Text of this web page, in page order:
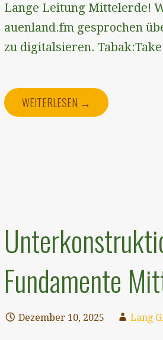
Lange Leitung Mittelerde!
⁠auenland.fm ⁠gesprochen
zu digitalsieren.
WEITERLESEN →
Fundamente
Dezember 10, 2025 Lang